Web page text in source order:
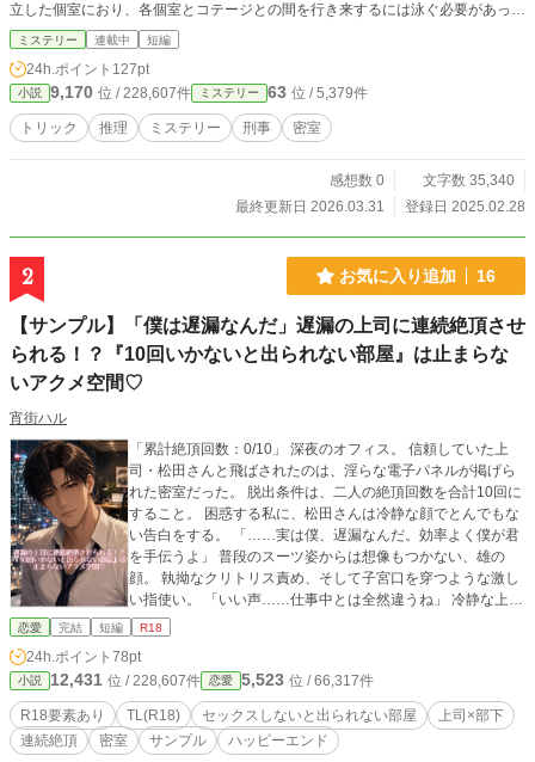
立した個室におり、各個室とコテージとの間を行き来するには泳ぐ必要があっ
た。つまり犯行をなすには、身体や髪を濡らさずにはいられないと考えられるの
だが、犯行を否定するだけの状況が明らかになり、捜査は迷走しかける。果たし
て“王子様”殺しはいかにして成し遂げられた？
ミステリー 連載中 短編
24h.ポイント 127pt
小説 9,170 位 / 228,607件 ミステリー 63 位 / 5,379件
トリック 推理 ミステリー 刑事 密室
感想数 0
文字数 35,340
最終更新日 2026.03.31
登録日 2025.02.28
2 お気に入り追加 16
【サンプル】「僕は遅漏なんだ」遅漏の上司に連続絶頂させ
られる！？『10回いかないと出られない部屋』は止まらな
いアクメ空間♡
宵街ハル
「累計絶頂回数：0/10」 深夜のオフィス。 信頼していた上
司・松田さんと飛ばされたのは、淫らな電子パネルが掲げら
れた密室だった。 脱出条件は、二人の絶頂回数を合計10回に
すること。 困惑する私に、松田さんは冷静な顔でとんでもな
い告白をする。 「……実は僕、遅漏なんだ。効率よく僕が君
を手伝うよ」 普段のスーツ姿からは想像もつかない、雄の
顔。 執拗なクリトリス責め、そして子宮口を穿つような激し
い指使い。 「いい声……仕事中とは全然違うね」 冷静な上司
が独占欲を剥き出しにして、私を何度も、何度も絶頂の淵へ
す。フルバージョンはFANBOXでお楽しみいただけます。 ▼
FANBOXはこちら▼ https://yoimachi-haru.fanbox.cc/posts/11
521953 ▼pixivはこちら▼ https://www.pixiv.net/users/122950
621 ※表紙画像にAIの画像生成を使用しております。
恋愛 完結 短編 R18
24h.ポイント 78pt
小説 12,431 位 / 228,607件 恋愛 5,523 位 / 66,317件
R18要素あり TL(R18) セックスしないと出られない部屋
上司×部下
連続絶頂
密室 サンプル ハッピーエンド